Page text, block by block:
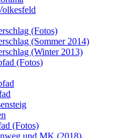
(Fotos)
(Sommer 2014)
(Winter 2013)
(Fotos)
(Fotos)
und MK (2018)